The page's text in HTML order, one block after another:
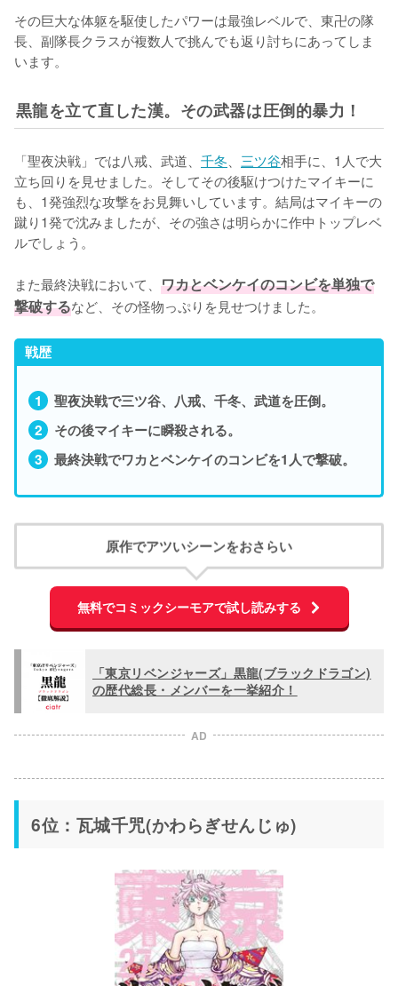
その巨大な体躯を駆使したパワーは最強レベルで、東卍の隊
長、副隊長クラスが複数人で挑んでも返り討ちにあってしま
います。
黒龍を立て直した漢。その武器は圧倒的暴力！
「聖夜決戦」では八戒、武道、 千冬 三ツ谷相手に、1人で大
立ち回りを見せました。そしてその後駆けつけたマイキーに
も、1発強烈な攻撃をお見舞いしています。結局はマイキーの
蹴り1発で沈みましたが、その強さは明らかに作中トップレベ
ルでしょう。
また最終決戦において、 ワカとベンケイのコンビを単独で
撃破するなど、その怪物っぷりを見せつけました。
戦歴
聖夜決戦で三ツ谷、八戒、千冬、武道を圧倒。
その後マイキーに瞬殺される。
最終決戦でワカとベンケイのコンビを1人で撃破。
原作でアツいシーンをおさらい
無料でコミックシーモアで試し読みする
「東京リベンジャーズ」黒龍(ブラックドラゴン)
の歴代総長・メンバーを一挙紹介！
AD
6位：瓦城千咒(かわらぎせんじゅ)